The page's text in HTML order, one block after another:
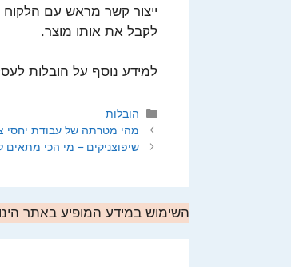
ייצור קשר מראש עם הלקוח
לקבל את אותו מוצר.
למידע נוסף על הובלות
קטגוריות
הובלות
מהי מטרתה של עבודת יחסי
שיפוצניקים – מי הכי מתאים
השימוש במידע המופיע באתר